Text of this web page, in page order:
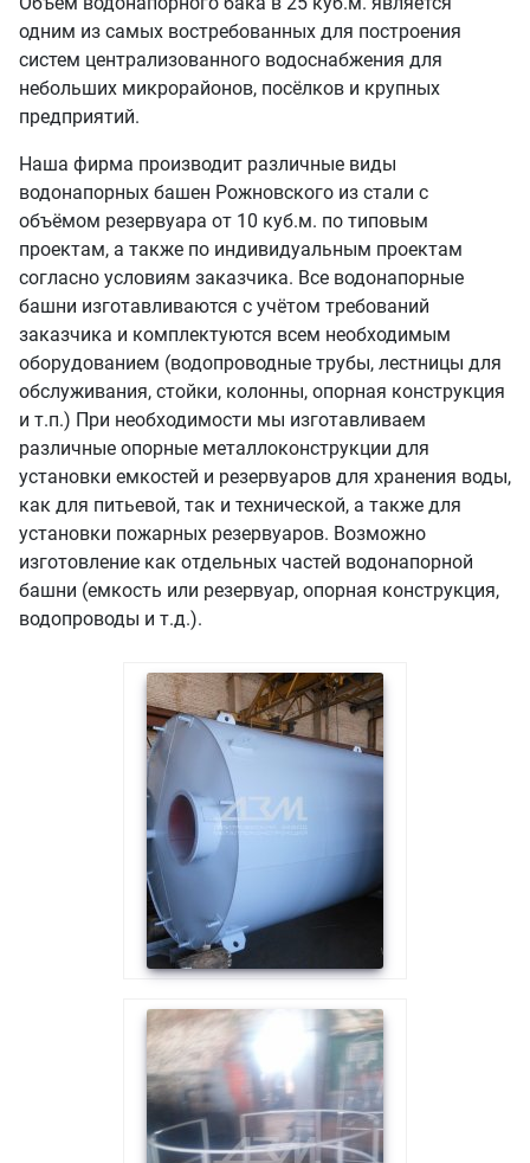
одним из самых востребованных для построения
систем централизованного водоснабжения для
небольших микрорайонов, посёлков и крупных
предприятий.
Наша фирма производит различные виды
водонапорных башен Рожновского из стали с
объёмом резервуара от 10 куб.м. по типовым
проектам, а также по индивидуальным проектам
согласно условиям заказчика. Все водонапорные
башни изготавливаются с учётом требований
заказчика и комплектуются всем необходимым
оборудованием (водопроводные трубы, лестницы для
обслуживания, стойки, колонны, опорная конструкция
и т.п.) При необходимости мы изготавливаем
различные опорные металлоконструкции для
установки емкостей и резервуаров для хранения воды,
как для питьевой, так и технической, а также для
установки пожарных резервуаров. Возможно
изготовление как отдельных частей водонапорной
башни (емкость или резервуар, опорная конструкция,
водопроводы и т.д.).